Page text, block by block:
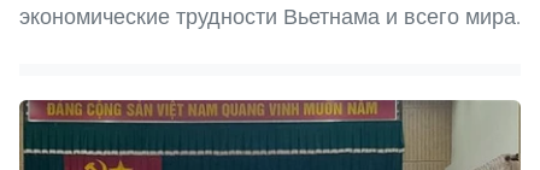
экономические трудности Вьетнама и всего мира.